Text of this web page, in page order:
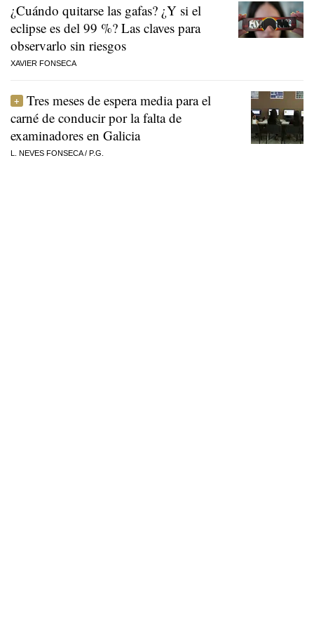
¿Cuándo quitarse las gafas? ¿Y si el
eclipse es del 99 %? Las claves para
observarlo sin riesgos
XAVIER FONSECA
Tres meses de espera media para el
carné de conducir por la falta de
examinadores en Galicia
L. NEVES FONSECA/ P.G.